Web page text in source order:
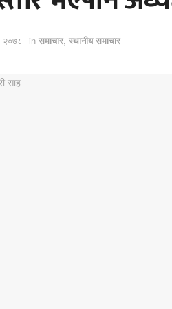
२०७८ in समाचार, स्थानीय समाचार